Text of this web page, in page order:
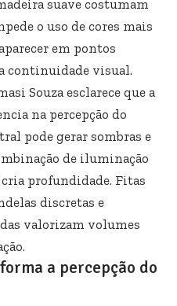
suave costumam
o uso de cores mais
em pontos
continuidade visual.
Souza esclarece que a
na percepção do
pode gerar sombras e
de iluminação
profundidade. Fitas
discretas e
valorizam volumes
a percepção do